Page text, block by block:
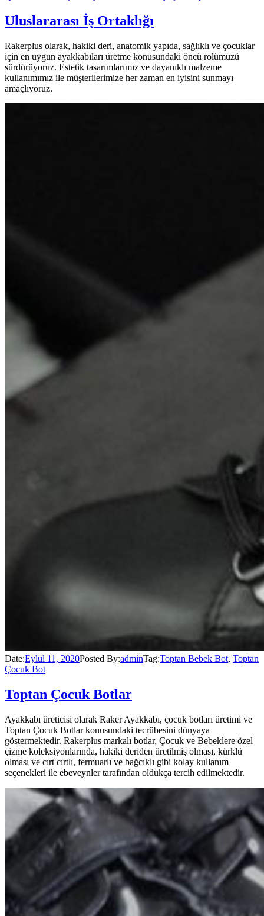
Uluslararası İş Ortaklığı
Rakerplus olarak, hakiki deri, anatomik yapıda, sağlıklı ve çocuklar
için en uygun ayakkabıları üretme konusundaki öncü rolümüzü
sürdürüyoruz. Estetik tasarımlarımız ve dayanıklı malzeme
kullanımımız ile müşterilerimize her zaman en iyisini sunmayı
amaçlıyoruz.
Date:Eylül 11, 2020Posted By:adminTag:Toptan Bebek Bot, Toptan
Çocuk Bot
Toptan Çocuk Botlar
Ayakkabı üreticisi olarak Raker Ayakkabı, çocuk botları üretimi ve
Toptan Çocuk Botlar konusundaki tecrübesini dünyaya
göstermektedir. Rakerplus markalı botlar, Çocuk ve Bebeklere özel
çizme koleksiyonlarında, hakiki deriden üretilmiş olması, kürklü
olması ve cırt cırtlı, fermuarlı ve bağcıklı gibi kolay kullanım
seçenekleri ile ebeveynler tarafından oldukça tercih edilmektedir.